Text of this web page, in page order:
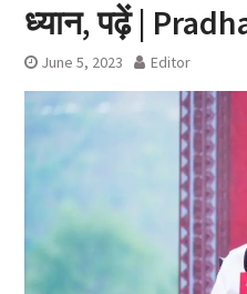
ध्यान, पढ़ें |
June 5, 2023 Editor